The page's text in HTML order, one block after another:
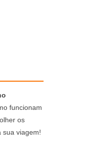
funcionam
os
sua viagem!